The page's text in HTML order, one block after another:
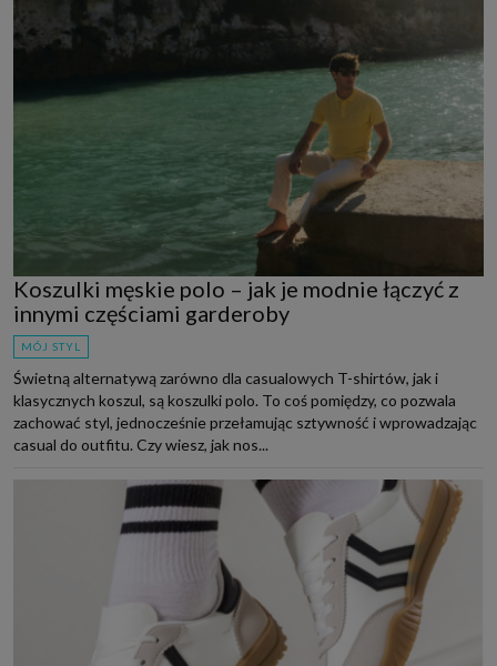
Koszulki męskie polo – jak je modnie łączyć z
innymi częściami garderoby
MÓJ STYL
Świetną alternatywą zarówno dla casualowych T-shirtów, jak i
klasycznych koszul, są koszulki polo. To coś pomiędzy, co pozwala
zachować styl, jednocześnie przełamując sztywność i wprowadzając
casual do outfitu. Czy wiesz, jak nos...